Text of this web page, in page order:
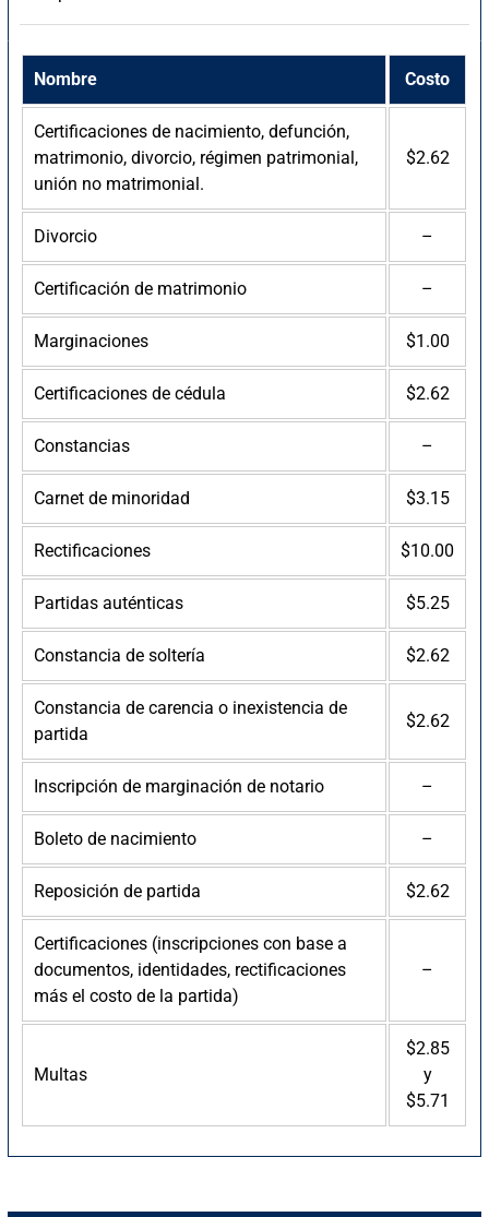
Nombre Costo
Certificaciones de nacimiento, defunción,
matrimonio, divorcio, régimen patrimonial,
unión no matrimonial.
$2.62
Divorcio –
Certificación de matrimonio –
Marginaciones $1.00
Certificaciones de cédula $2.62
Constancias –
Carnet de minoridad $3.15
Rectificaciones $10.00
Partidas auténticas $5.25
Constancia de soltería $2.62
Constancia de carencia o inexistencia de
partida
$2.62
Inscripción de marginación de notario –
Boleto de nacimiento –
Reposición de partida $2.62
Certificaciones (inscripciones con base a
documentos, identidades, rectificaciones
más el costo de la partida)
–
Multas
$2.85
y
$5.71